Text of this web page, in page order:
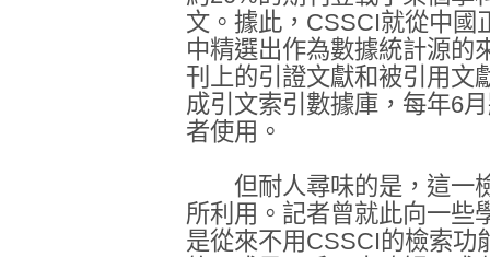
文。據此，CSSCI就從中國
中精選出作為數據統計源的
刊上的引證文獻和被引用文
成引文索引數據庫，每年6
者使用。
但耐人尋味的是，這一
所利用。記者曾就此向一些
是從來不用CSSCI的檢索功